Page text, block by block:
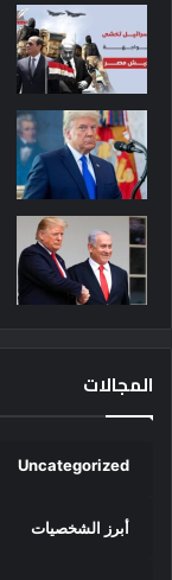
المجالات
Uncategorized
أبرز الشخصيات